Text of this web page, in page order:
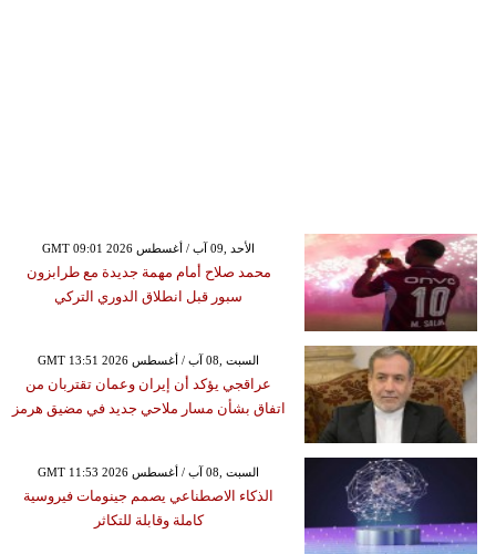
GMT 09:01 2026 الأحد ,09 آب / أغسطس
محمد صلاح أمام مهمة جديدة مع طرابزون
سبور قبل انطلاق الدوري التركي
GMT 13:51 2026 السبت ,08 آب / أغسطس
عراقجي يؤكد أن إيران وعمان تقتربان من
اتفاق بشأن مسار ملاحي جديد في مضيق هرمز
GMT 11:53 2026 السبت ,08 آب / أغسطس
الذكاء الاصطناعي يصمم جينومات فيروسية
كاملة وقابلة للتكاثر